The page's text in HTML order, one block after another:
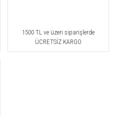
1500 TL ve üzeri siparişlerde
ÜCRETSİZ KARGO